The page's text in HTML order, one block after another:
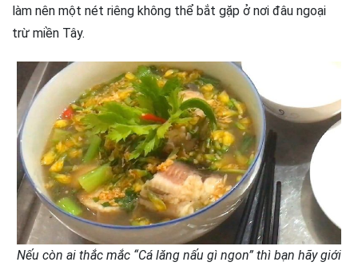
làm nên một nét riêng không thể bắt gặp ở nơi đâu ngoại
trừ miền Tây.
Nếu còn ai thắc mắc “Cá lăng nấu gì ngon” thì bạn hãy giới